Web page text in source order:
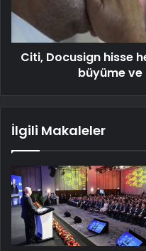
Citi, Docusign hisse
büyüme ve
İlgili Makaleler